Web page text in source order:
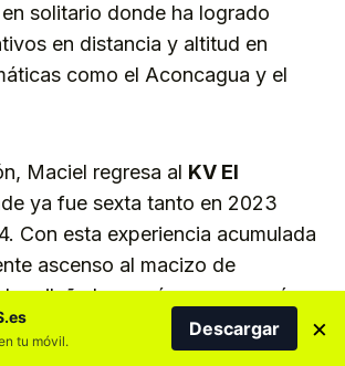
solitario donde ha logrado
en distancia y altitud en
como el Aconcagua y el
Maciel regresa al KV El
ya fue sexta tanto en 2023
Con esta experiencia acumulada
ascenso al macizo de
buscará acercarse aún
incluso aspirar a la victoria en
de kilómetro vertical más
tu móvil.
Descargar ×